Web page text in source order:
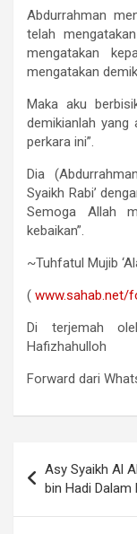
Abdurrahman
telah
mengatakan
mengatakan
Maka aku
demikianlah yang
perkara ini”.
Dia
Syaikh Rabi’
Semoga Allah
kebaikan”.
~Tuhfatul Mujib
( www.sahab.net/
Di terjemah
Hafizhahulloh
Forward dari
pos
Asy Syaikh Al
bin Hadi Dalam